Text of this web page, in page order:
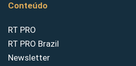
Conteúdo
RT PRO
RT PRO Brazil
Newsletter